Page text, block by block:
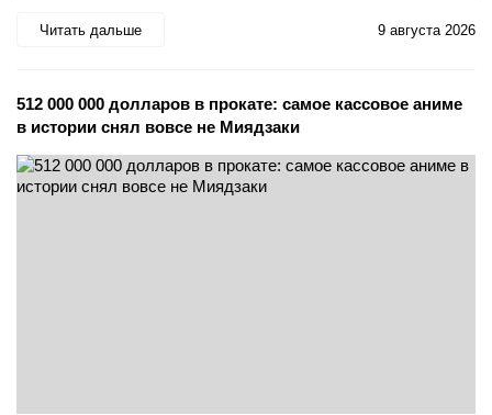
Читать дальше 9 августа 2026
512 000 000 долларов в прокате: самое кассовое аниме
в истории снял вовсе не Миядзаки